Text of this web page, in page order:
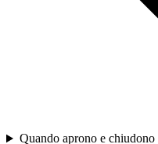
Quando aprono e